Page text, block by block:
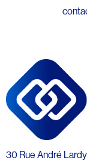
30 Rue André